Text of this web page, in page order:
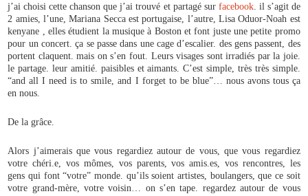
j’ai choisi cette chanson que j’ai trouvé et partagé sur facebook. il s’agit de
2 amies, l’une, Mariana Secca est portugaise, l’autre, Lisa Oduor-Noah est
kenyane , elles étudient la musique à Boston et font juste une petite promo
pour un concert. ça se passe dans une cage d’escalier. des gens passent, des
portent claquent. mais on s’en fout. Leurs visages sont irradiés par la joie.
le partage. leur amitié. paisibles et aimants. C’est simple, très très simple.
“and all I need is to smile, and I forget to be blue”… nous avons tous ça
en nous.
De la grâce.
Alors j’aimerais que vous regardiez autour de vous, que vous regardiez
votre chéri.e, vos mômes, vos parents, vos amis.es, vos rencontres, les
gens qui font “votre” monde. qu’ils soient artistes, boulangers, que ce soit
votre grand-mère, votre voisin… on s’en tape. regardez autour de vous